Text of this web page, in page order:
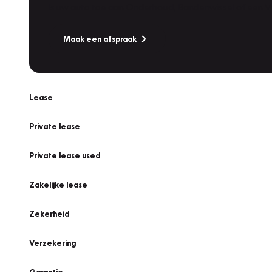
Maak een afspraak
Lease
Private lease
Private lease used
Zakelijke lease
Zekerheid
Verzekering